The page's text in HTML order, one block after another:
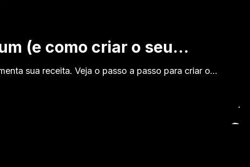
(e como criar o seu…
sua receita. Veja o passo a passo para criar o…